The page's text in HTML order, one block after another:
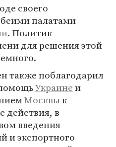
своего
палатами
. Политик
для решения этой
также поблагодарил
Украинеи
Москвык
действия, в
введения
и экспортного